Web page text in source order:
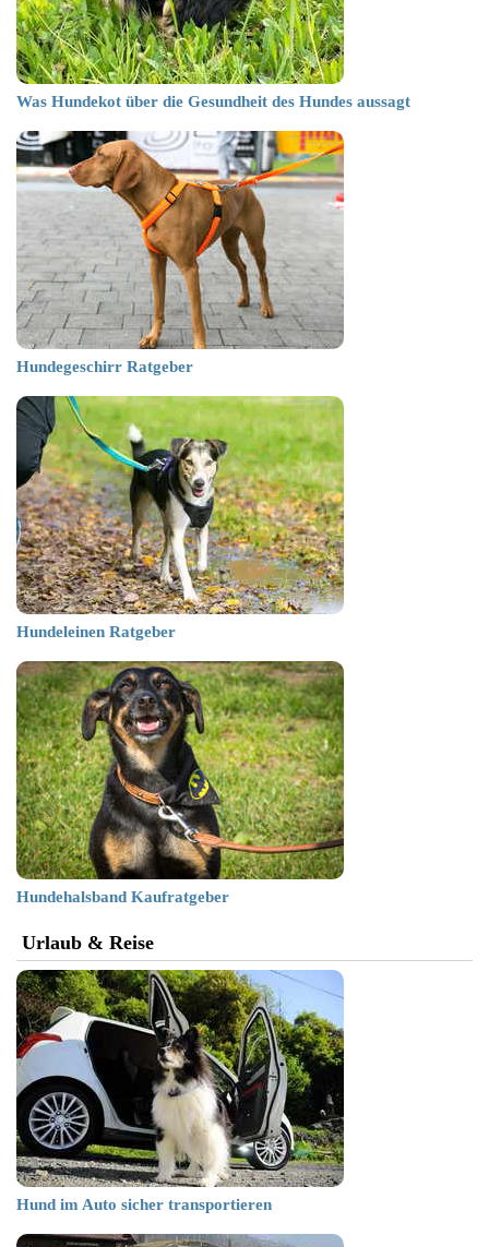
Was Hundekot über die Gesundheit des Hundes aussagt
Hundegeschirr Ratgeber
Hundeleinen Ratgeber
Hundehalsband Kaufratgeber
Urlaub & Reise
Hund im Auto sicher transportieren